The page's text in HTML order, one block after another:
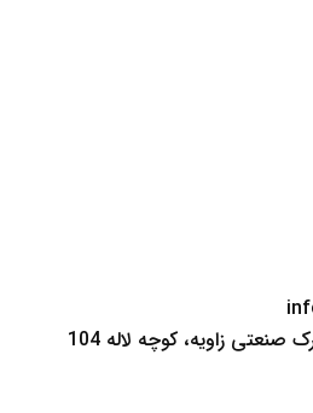
زاویه، کوچه لاله 104